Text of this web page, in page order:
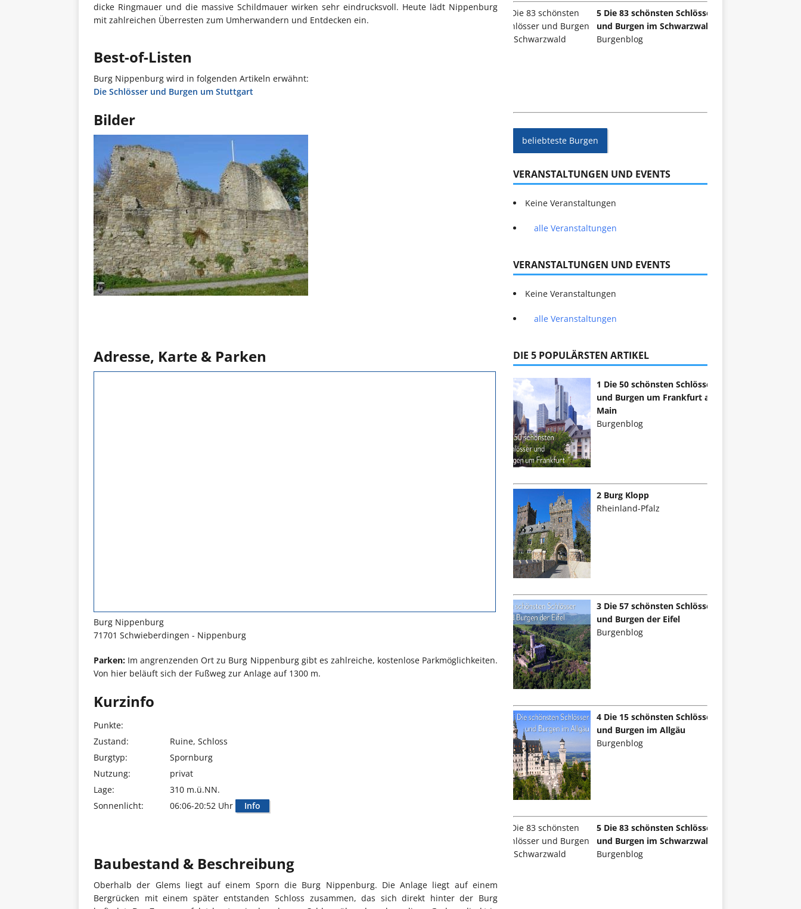
dicke Ringmauer und die massive Schildmauer wirken sehr eindrucksvoll. Heute lädt Nippenburg
mit zahlreichen Überresten zum Umherwandern und Entdecken ein.
Best-of-Listen
Burg Nippenburg wird in folgenden Artikeln erwähnt:
Die Schlösser und Burgen um Stuttgart
Bilder
Adresse, Karte & Parken
Burg Nippenburg
71701 Schwieberdingen - Nippenburg
Parken: Im angrenzenden Ort zu Burg Nippenburg gibt es zahlreiche, kostenlose Parkmöglichkeiten.
Von hier beläuft sich der Fußweg zur Anlage auf 1300 m.
Kurzinfo
Punkte:
Zustand:
Ruine, Schloss
Burgtyp:
Spornburg
Nutzung:
privat
Lage:
310 m.ü.NN.
Sonnenlicht:
06:06-20:52 Uhr Info
Baubestand & Beschreibung
Oberhalb der Glems liegt auf einem Sporn die Burg Nippenburg. Die Anlage liegt auf einem
Bergrücken mit einem später entstanden Schloss zusammen, das sich direkt hinter der Burg
5 Die 83 schönsten Schlösser
und Burgen im Schwarzwald
Burgenblog
beliebteste Burgen
VERANSTALTUNGEN UND EVENTS
Keine Veranstaltungen
alle Veranstaltungen
VERANSTALTUNGEN UND EVENTS
Keine Veranstaltungen
alle Veranstaltungen
DIE 5 POPULÄRSTEN ARTIKEL
1 Die 50 schönsten Schlösser
und Burgen um Frankfurt am
Main
Burgenblog
2 Burg Klopp
Rheinland-Pfalz
3 Die 57 schönsten Schlösser
und Burgen der Eifel
Burgenblog
4 Die 15 schönsten Schlösser
und Burgen im Allgäu
Burgenblog
5 Die 83 schönsten Schlösser
und Burgen im Schwarzwald
Burgenblog